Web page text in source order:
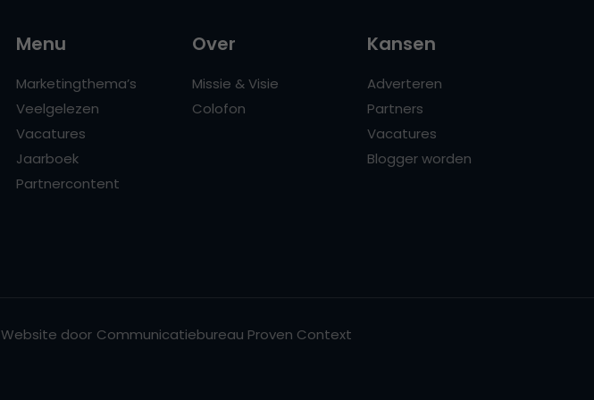
Menu
Marketingthema’s
Veelgelezen
Vacatures
Jaarboek
Partnercontent
Over
Missie & Visie
Colofon
Kansen
Adverteren
Partners
Vacatures
Blogger worden
Website door Communicatiebureau Proven Context